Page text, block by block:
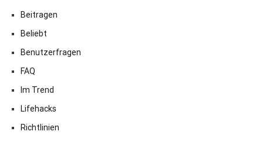
Beitragen
Beliebt
Benutzerfragen
FAQ
Im Trend
Lifehacks
Richtlinien